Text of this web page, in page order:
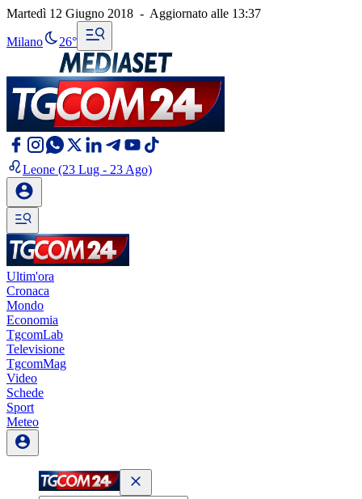
Martedì 12 Giugno 2018 - Aggiornato alle 13:37
Milano 26°
Leone (23 Lug - 23 Ago)
Ultim'ora
Cronaca
Mondo
Economia
TgcomLab
Televisione
TgcomMag
Video
Schede
Sport
Meteo